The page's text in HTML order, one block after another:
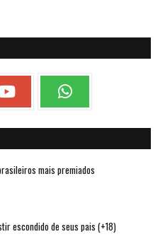
mais premiados
escondido de seus pais (+18)